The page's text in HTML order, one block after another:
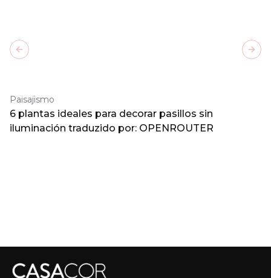
Paisajismo
6 plantas ideales para decorar pasillos sin
iluminación traduzido por: OPENROUTER
Previous slide